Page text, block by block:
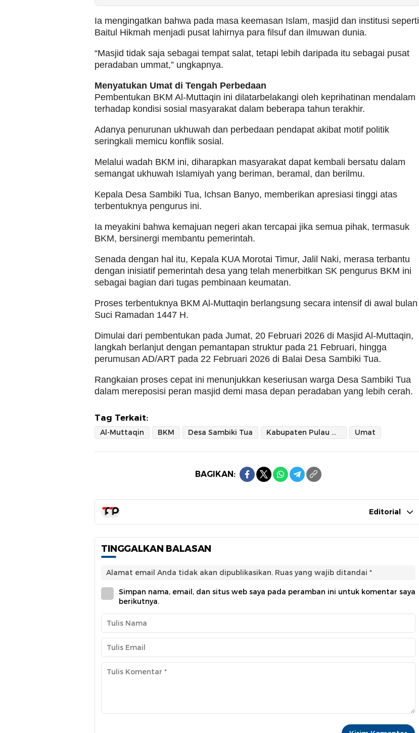
Ia mengingatkan bahwa pada masa keemasan Islam, masjid dan institusi seperti
Baitul Hikmah menjadi pusat lahirnya para filsuf dan ilmuwan dunia.
“Masjid tidak saja sebagai tempat salat, tetapi lebih daripada itu sebagai pusat
peradaban ummat,” ungkapnya.
Menyatukan Umat di Tengah Perbedaan
Pembentukan BKM Al-Muttaqin ini dilatarbelakangi oleh keprihatinan mendalam
terhadap kondisi sosial masyarakat dalam beberapa tahun terakhir.
Adanya penurunan ukhuwah dan perbedaan pendapat akibat motif politik
seringkali memicu konflik sosial.
Melalui wadah BKM ini, diharapkan masyarakat dapat kembali bersatu dalam
semangat ukhuwah Islamiyah yang beriman, beramal, dan berilmu.
Kepala Desa Sambiki Tua, Ichsan Banyo, memberikan apresiasi tinggi atas
terbentuknya pengurus ini.
Ia meyakini bahwa kemajuan negeri akan tercapai jika semua pihak, termasuk
BKM, bersinergi membantu pemerintah.
Senada dengan hal itu, Kepala KUA Morotai Timur, Jalil Naki, merasa terbantu
dengan inisiatif pemerintah desa yang telah menerbitkan SK pengurus BKM ini
sebagai bagian dari tugas pembinaan keumatan.
Proses terbentuknya BKM Al-Muttaqin berlangsung secara intensif di awal bulan
Suci Ramadan 1447 H.
Dimulai dari pembentukan pada Jumat, 20 Februari 2026 di Masjid Al-Muttaqin,
langkah berlanjut dengan pemantapan struktur pada 21 Februari, hingga
perumusan AD/ART pada 22 Februari 2026 di Balai Desa Sambiki Tua.
Rangkaian proses cepat ini menunjukkan keseriusan warga Desa Sambiki Tua
dalam mereposisi peran masjid demi masa depan peradaban yang lebih cerah.
Tag Terkait:
Al-Muttaqin BKM Desa Sambiki Tua Kabupaten Pulau Morotai Umat
BAGIKAN:
Editorial
TINGGALKAN BALASAN
Alamat email Anda tidak akan dipublikasikan. Ruas yang wajib ditandai *
Simpan nama, email, dan situs web saya pada peramban ini untuk komentar saya
berikutnya.